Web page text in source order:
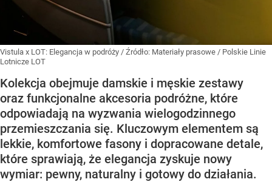
Vistula x LOT: Elegancja w podróży / Źródło: Materiały prasowe / Polskie Linie
Lotnicze LOT
Kolekcja obejmuje damskie i męskie zestawy
oraz funkcjonalne akcesoria podróżne, które
odpowiadają na wyzwania wielogodzinnego
przemieszczania się. Kluczowym elementem są
lekkie, komfortowe fasony i dopracowane detale,
które sprawiają, że elegancja zyskuje nowy
wymiar: pewny, naturalny i gotowy do działania.